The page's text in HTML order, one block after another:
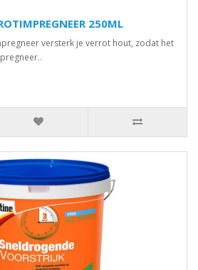
250ML
versterk je verrot hout, zodat het